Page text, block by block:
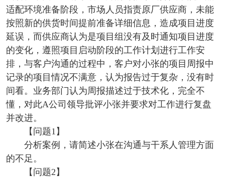
适配环境准备阶段，市场人员指责原厂供应商，未能
按照新的供货时间提前准备详细信息，造成项目进度
延误，而供应商认为是项目组没有及时通知项目进度
的变化，遵照项目启动阶段的工作计划进行工作安
排，与客户沟通的过程中，客户对小张的项目周报中
记录的项目情况不满意，认为报告过于复杂，没有时
间看。业务部门认为周报描述过于技术化，完全不
懂，对此A公司领导批评小张并要求对工作进行复盘
并改进。
【问题1】
分析案例，请简述小张在沟通与干系人管理方面
的不足。
【问题2】